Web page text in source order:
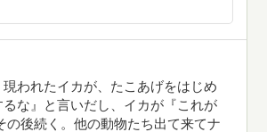
われたイカが、たこあげをはじめ
な』と言いだし、イカが『これが
後続く。他の動物たち出て来てナ